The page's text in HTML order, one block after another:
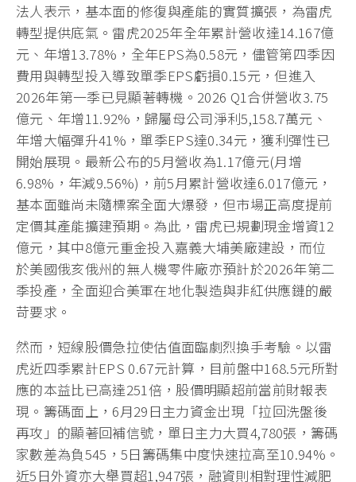
法人表示，基本面的修復與產能的實質擴張，為雷虎
轉型提供底氣。雷虎2025年全年累計營收達14.167億
元、年增13.78%，全年EPS為0.58元，儘管第四季因
費用與轉型投入導致單季EPS虧損0.15元，但進入
2026年第一季已見顯著轉機。2026 Q1合併營收3.75
億元、年增11.92%，歸屬母公司淨利5,158.7萬元、
年增大幅彈升41%，單季EPS達0.34元，獲利彈性已
開始展現。最新公布的5月營收為1.17億元(月增
6.98%，年減9.56%)，前5月累計營收達6.017億元，
基本面雖尚未隨標案全面大爆發，但市場正高度提前
定價其產能擴建預期。為此，雷虎已規劃現金增資12
億元，其中8億元重金投入嘉義大埔美廠建設，而位
於美國俄亥俄州的無人機零件廠亦預計於2026年第二
季投產，全面迎合美軍在地化製造與非紅供應鏈的嚴
苛要求。
然而，短線股價急拉使估值面臨劇烈換手考驗。以雷
虎近四季累計EPS 0.67元計算，目前盤中168.5元所對
應的本益比已高達251倍，股價明顯超前當前財報表
現。籌碼面上，6月29日主力資金出現「拉回洗盤後
再攻」的顯著回補信號，單日主力大買4,780張，籌碼
家數差為負545，5日籌碼集中度快速拉高至10.94%。
近5日外資亦大舉買超1,947張，融資則相對理性減肥